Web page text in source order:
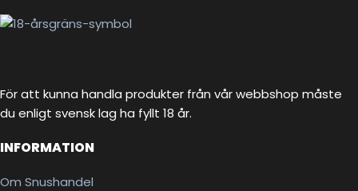
För att kunna handla produkter från vår webbshop måste
du enligt svensk lag ha fyllt 18 år.
INFORMATION
Om Snushandel